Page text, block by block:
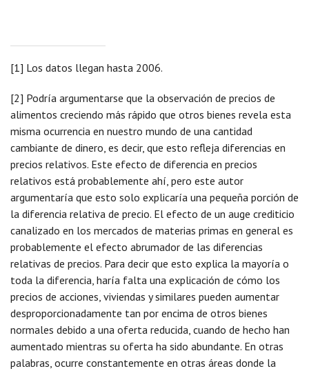
[1] Los datos llegan hasta 2006.
[2] Podría argumentarse que la observación de precios de
alimentos creciendo más rápido que otros bienes revela esta
misma ocurrencia en nuestro mundo de una cantidad
cambiante de dinero, es decir, que esto refleja diferencias en
precios relativos. Este efecto de diferencia en precios
relativos está probablemente ahí, pero este autor
argumentaría que esto solo explicaría una pequeña porción de
la diferencia relativa de precio. El efecto de un auge crediticio
canalizado en los mercados de materias primas en general es
probablemente el efecto abrumador de las diferencias
relativas de precios. Para decir que esto explica la mayoría o
toda la diferencia, haría falta una explicación de cómo los
precios de acciones, viviendas y similares pueden aumentar
desproporcionadamente tan por encima de otros bienes
normales debido a una oferta reducida, cuando de hecho han
aumentado mientras su oferta ha sido abundante. En otras
palabras, ocurre constantemente en otras áreas donde la